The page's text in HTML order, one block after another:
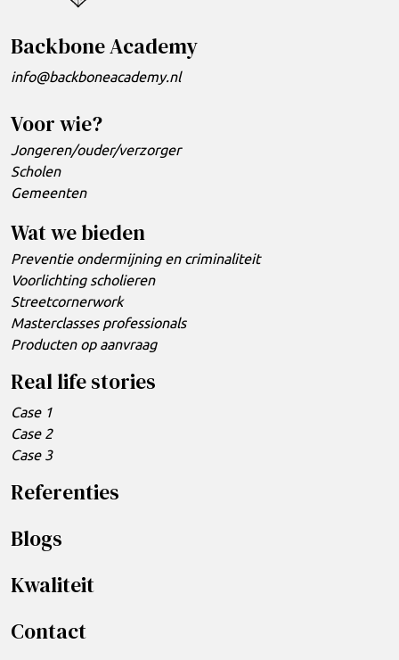
Backbone Academy
info@backboneacademy.nl
Voor wie?
Jongeren/ouder/verzorger
Scholen
Gemeenten
Wat we bieden
Preventie ondermijning en criminaliteit
Voorlichting scholieren
Streetcornerwork
Masterclasses professionals
Producten op aanvraag
Real life stories
Case 1
Case 2
Case 3
Referenties
Blogs
Kwaliteit
Contact